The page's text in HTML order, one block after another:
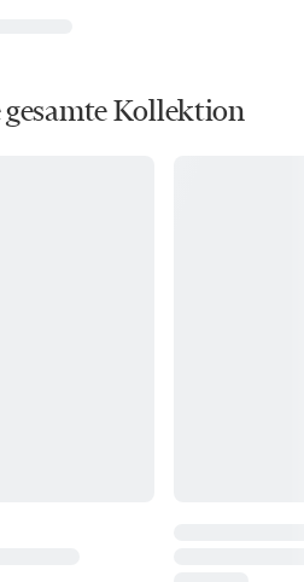
gesamte Kollektion